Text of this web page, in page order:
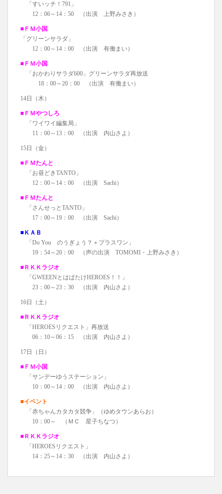
「すいッチ！791」
12：06～14：50 （出演 上野みさき）
■ＦＭ小国
「グリーンサラダ」
12：00～14：00 （出演 有働まい）
■ＦＭ小国
「おかわりサラダ600」グリーンサラダ再放送
18：00～20：00 （出演 有働まい）
14日（木）
■ＦＭやつしろ
「ワイワイ編集局」
11：00～13：00 （出演 内山さよ）
15日（金）
■ＦＭたんと
「お昼どきTANTO」
12：00～14：00 （出演 Sachi）
■ＦＭたんと
「さんせっとTANTO」
17：00～19：00 （出演 Sachi）
■ＫＡＢ
「Do You のうぎょう？＋プラスワン」
19：54～20：00 （声の出演 TOMOMI・上野みさき）
■ＲＫＫラジオ
「GWEEENとはばたけHEROES！！」
23：00～23：30 （出演 内山さよ）
16日（土）
■ＲＫＫラジオ
「HEROESリクエスト」再放送
06：10～06：15 （出演 内山さよ）
17日（日）
■ＦＭ小国
「サンデーゆうステーション」
10：00～14：00 （出演 内山さよ）
■イベント
「赤ちゃんカタカタ競争」（ゆめタウンあらお）
10：00～ （ＭＣ 星子ちなつ）
■ＲＫＫラジオ
「HEROESリクエスト」
14：25～14：30 （出演 内山さよ）